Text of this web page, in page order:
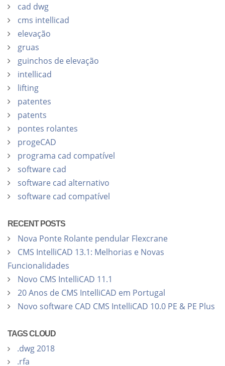
cad dwg
cms intellicad
elevação
gruas
guinchos de elevação
intellicad
lifting
patentes
patents
pontes rolantes
progeCAD
programa cad compatível
software cad
software cad alternativo
software cad compatível
RECENT POSTS
Nova Ponte Rolante pendular Flexcrane
CMS IntelliCAD 13.1: Melhorias e Novas
Funcionalidades
Novo CMS IntelliCAD 11.1
20 Anos de CMS IntelliCAD em Portugal
Novo software CAD CMS IntelliCAD 10.0 PE & PE Plus
TAGS CLOUD
.dwg 2018
.rfa